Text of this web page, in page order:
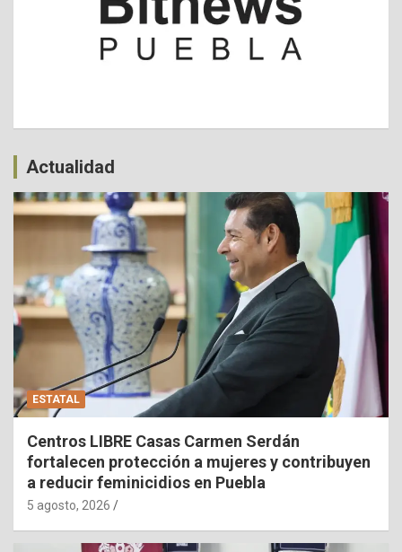
Actualidad
ESTATAL
Centros LIBRE Casas Carmen Serdán
fortalecen protección a mujeres y contribuyen
a reducir feminicidios en Puebla
5 agosto, 2026